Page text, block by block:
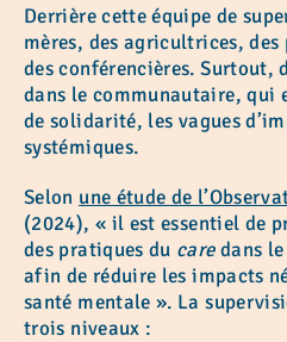
Derrière cette équipe de
mères, des agricultrices, des
des conférencières. Surtout,
dans le communautaire, qui
de solidarité, les vagues
systémiques.
Selon une étude de
(2024), « il est essentiel de
des pratiques du caredans
afin de réduire les impacts
santé mentale ». La
trois niveaux :